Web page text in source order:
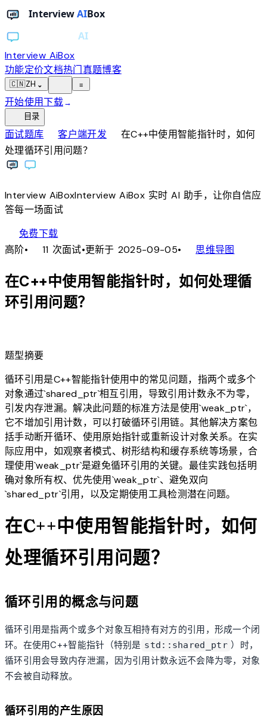
Interview AiBox
功能定价文档热门真题博客
🇨🇳ZH ⌄ ≡
开始使用下载→
目录
面试题库chevron_right客户端开发chevron_right
在C++中使用智能指针时，如何
处理循环引用问题？
Interview AiBoxInterviewAiBox实时 AI 助手，让你自信应
答每一场面试
免费下载
高阶• 11 次面试•更新于 2025-09-05• account_tree思维导图
在C++中使用智能指针时，如何处理循
环引用问题？
题型摘要
循环引用是C++智能指针使用中的常见问题，指两个或多个
对象通过`shared_ptr`相互引用，导致引用计数永不为零，
引发内存泄漏。解决此问题的标准方法是使用`weak_ptr`，
它不增加引用计数，可以打破循环引用链。其他解决方案包
括手动断开循环、使用原始指针或重新设计对象关系。在实
际应用中，如观察者模式、树形结构和缓存系统等场景，合
理使用`weak_ptr`是避免循环引用的关键。最佳实践包括明
确对象所有权、优先使用`weak_ptr`、避免双向
`shared_ptr`引用，以及定期使用工具检测潜在问题。
在C++中使用智能指针时，如何
处理循环引用问题？
循环引用的概念与问题
循环引用是指两个或多个对象互相持有对方的引用，形成一个闭
环。在使用C++智能指针（特别是 std::shared_ptr ）时，
循环引用会导致内存泄漏，因为引用计数永远不会降为零，对象
不会被自动释放。
循环引用的产生原因